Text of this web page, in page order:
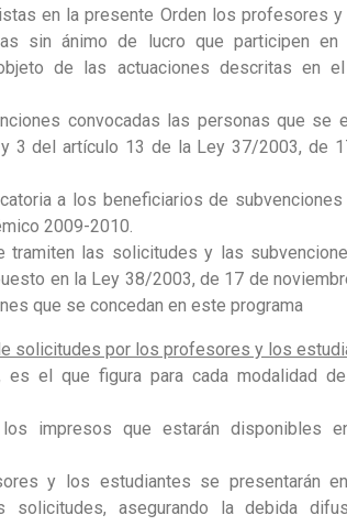
en la presente Orden los profesores
sin ánimo de lucro que participen
de las actuaciones descritas en
convocadas las personas que se
3 del artículo 13 de la Ley 37/2003, de
a los beneficiarios de
2009-2010.
las solicitudes y las
en la Ley 38/2003, de 17 de
que se concedan en este programa
solicitudes por los profesores y los
el que figura para cada modalidad
impresos que estarán disponibles
y los estudiantes se presentarán
solicitudes, asegurando la debida